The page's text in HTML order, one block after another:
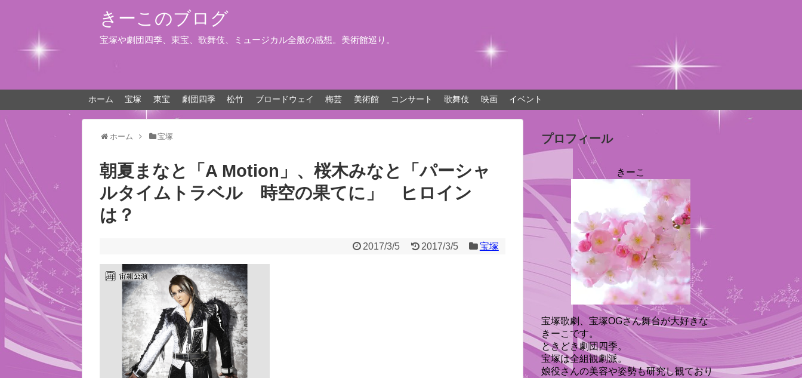
きーこのブログ
宝塚や劇団四季、東宝、歌舞伎、ミュージカル全般の感想。美術館巡り。
ホーム 宝塚 東宝 劇団四季 松竹 ブロードウェイ 梅芸 美術館 コンサート 歌舞伎 映画 イベント
ホーム 宝塚
朝夏まなと「A Motion」、桜木みなと「パーシャ
ルタイムトラベル 時空の果てに」 ヒロイン
は？
2017/3/5 2017/3/5 宝塚
プロフィール
きーこ
宝塚歌劇、宝塚OGさん舞台が大好きな
きーこです。
ときどき劇団四季。
宝塚は全組観劇派。
娘役さんの美容や姿勢も研究し観ており